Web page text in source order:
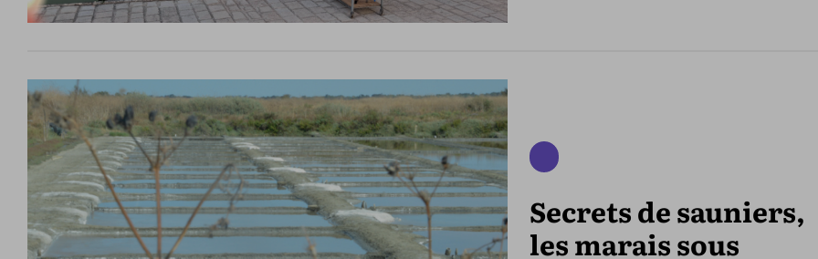
Secrets de sauniers,
les marais sous